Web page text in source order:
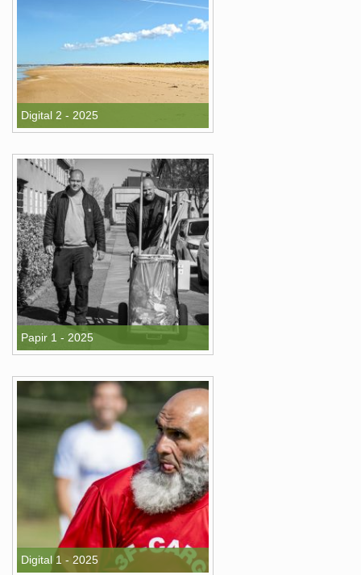
Digital 2 - 2025
Papir 1 - 2025
Digital 1 - 2025